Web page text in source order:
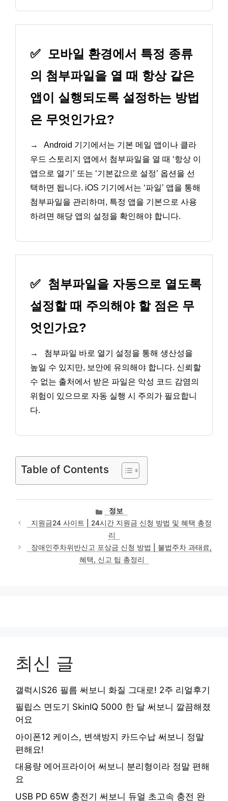
✅ 모바일 환경에서 특정 종류
의 첨부파일을 열 때 항상 같은
앱이 실행되도록 설정하는 방법
은 무엇인가요?
→
Android 기기에서는 기본 메일 앱이나 클라
우드 스토리지 앱에서 첨부파일을 열 때 ‘항상 이
앱으로 열기’ 또는 ‘기본값으로 설정’ 옵션을 선
택하면 됩니다. iOS 기기에서는 ‘파일’ 앱을 통해
첨부파일을 관리하며, 특정 앱을 기본으로 사용
하려면 해당 앱의 설정을 확인해야 합니다.
✅ 첨부파일을 자동으로 열도록
설정할 때 주의해야 할 점은 무
엇인가요?
→
첨부파일 바로 열기 설정을 통해 생산성을
높일 수 있지만, 보안에 유의해야 합니다. 신뢰할
수 없는 출처에서 받은 파일은 악성 코드 감염의
위험이 있으므로 자동 실행 시 주의가 필요합니
다.
Table of Contents
카
테
고
리
정보
지원금24 사이트 | 24시간 지원금 신청 방법 및 혜택 총정
리
장애인주차위반신고 포상금 신청 방법 | 불법주차 과태료,
혜택, 신고 팁 총정리
최신 글
갤럭시S26 필름 써보니 화질 그대로! 2주 리얼후기
필립스 면도기 SkinIQ 5000 한 달 써보니 깔끔해졌
어요
아이폰12 케이스, 변색방지 카드수납 써보니 정말
편해요!
대용량 에어프라이어 써보니 분리형이라 정말 편해
요
USB PD 65W 충전기 써보니 듀얼 초고속 충전 완